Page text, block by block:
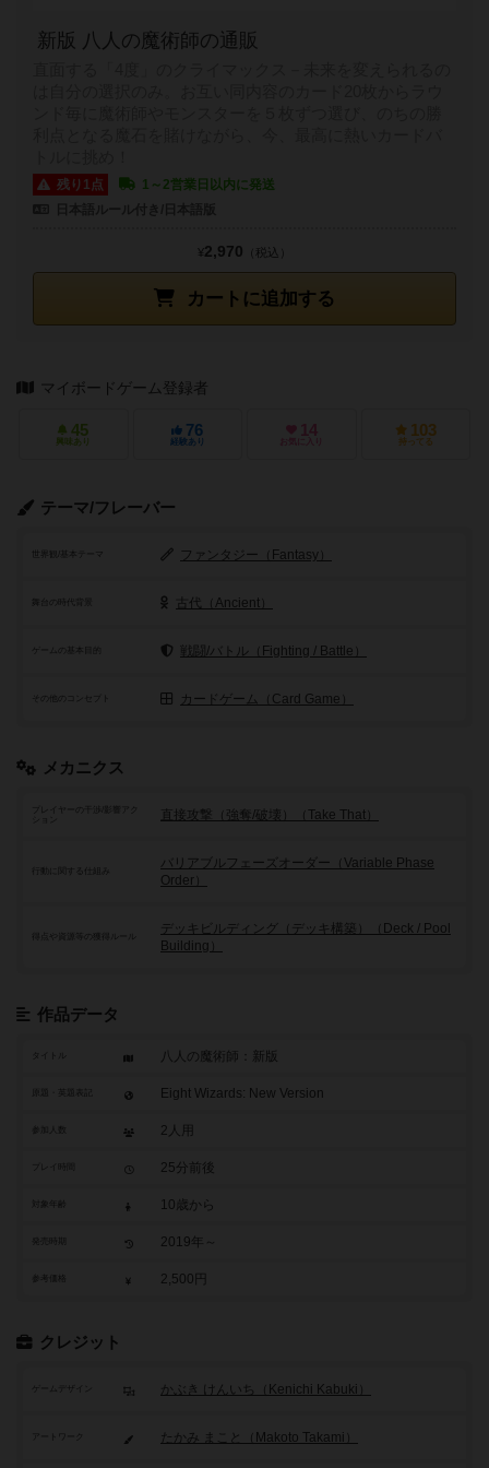
新版 八人の魔術師の通販
残り1点
1～2営業日以内に発送
カートに追加する
¥2,970 （税込）
マイボードゲーム登録者
45
興味あり
76
経験あり
14
お気に入り
103
持ってる
テーマ/フレーバー
世界観/基本テーマ ファンタジー（Fantasy）
舞台の時代背景 古代（Ancient）
ゲームの基本目的 戦闘/バトル（Fighting / Battle）
その他のコンセプト カードゲーム（Card Game）
メカニクス
プレイヤーの干渉/影響アク
直接攻撃（強奪/破壊）（Take That）
行動に関する仕組み
バリアブルフェーズオーダー（Variable Phase
Order）
デッキビルディング（デッキ構築）（Deck / Pool
Building）
作品データ
タイトル 八人の魔術師：新版
Eight Wizards: New Version
参加人数 2人用
25分前後
10歳から
2019年～
参考価格 2,500円
クレジット
ゲームデザイン かぶき けんいち（Kenichi Kabuki）
アートワーク たかみ まこと（Makoto Takami）